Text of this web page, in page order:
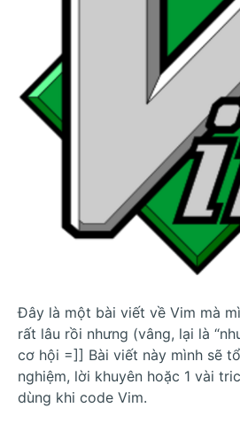
Đây là một bài viết về Vim mà
rất lâu rồi nhưng (vâng, lại là
cơ hội =]] Bài viết này mình sẽ
nghiệm, lời khuyên hoặc 1 vài
dùng khi code Vim.